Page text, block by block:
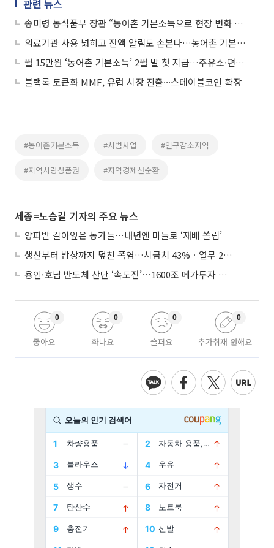
관련 뉴스
송미령 농식품부 장관 “농어촌 기본소득으로 현장 변화 시작 체감”
의료기관 사용 넓히고 잔액 알림도 손본다…농어촌 기본소득 불편 개선 착수
월 15만원 ‘농어촌 기본소득’ 2월 말 첫 지급…주유소·편의점·하나로마트 5만원 캡
블랙록 토큰화 MMF, 유럽 시장 진출∙∙∙스테이블코인 확장
#농어촌기본소득 #시범사업 #인구감소지역
#지역사랑상품권 #지역경제선순환
세종=노승길 기자의 주요 뉴스
양파밭 갈아엎은 농가들…내년엔 마늘로 ‘재배 쏠림’
생산부터 밥상까지 덮친 폭염…시금치 43%ㆍ열무 28% 급등
용인·호남 반도체 산단 ‘속도전’…1600조 메가투자 이행 총력
좋아요
0
화나요
0
슬퍼요
0
추가취재 원해요
0